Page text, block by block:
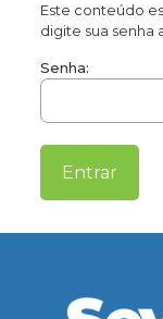
Este conteúdo
digite sua senha
Senha: